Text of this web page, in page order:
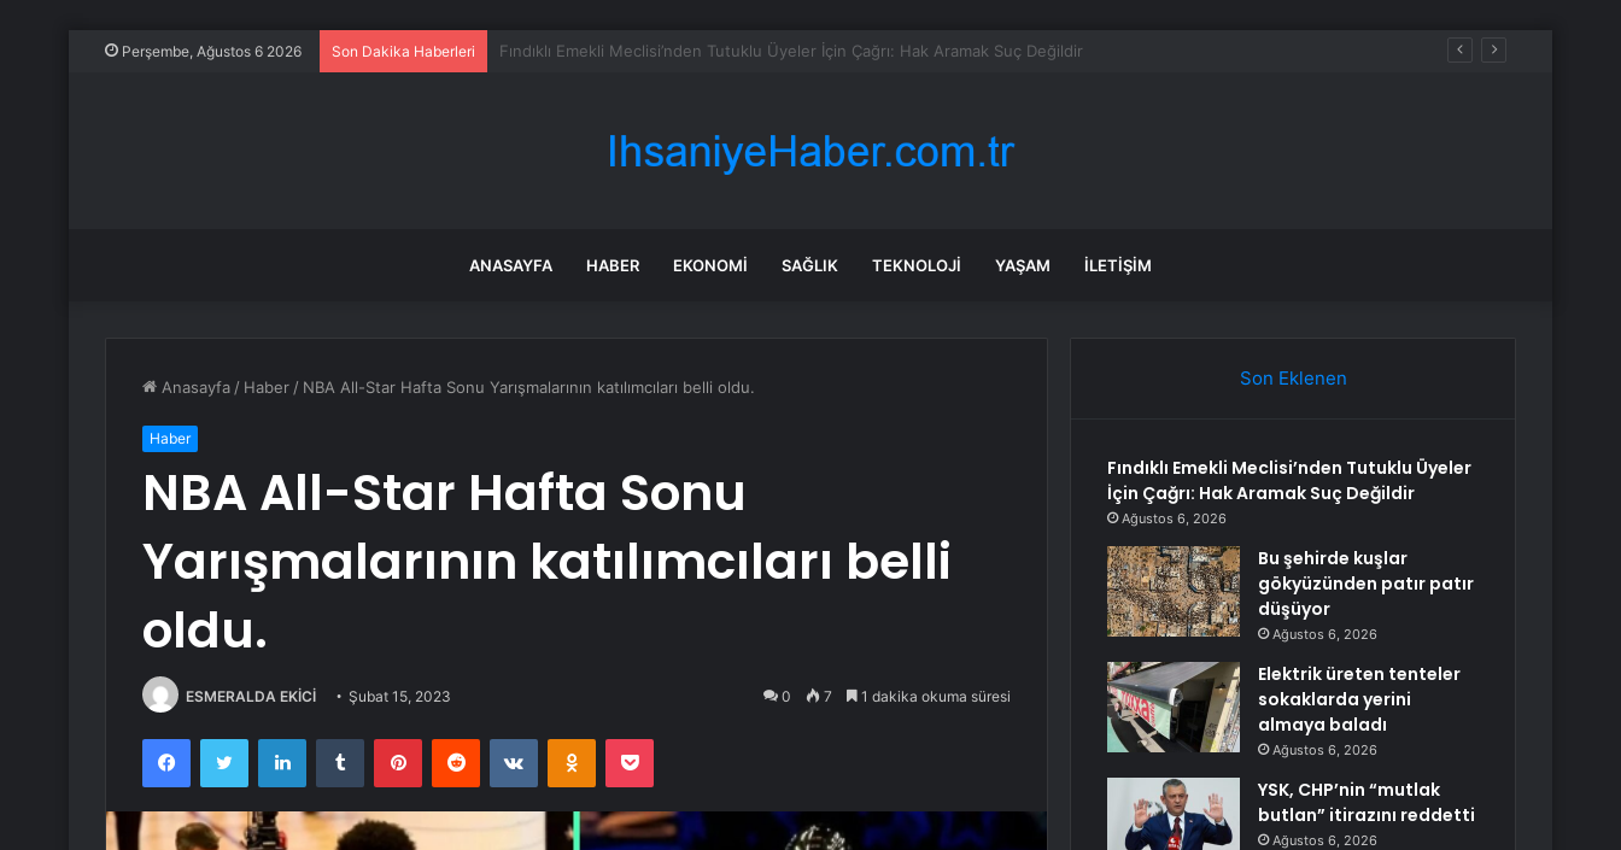
Perşembe, Ağustos 6 2026 Son Dakika Haberleri Bu şehirde kuşlar gökyüzünden patır patır düşüyor
ANASAYFA HABER EKONOMI SAĞLIK TEKNOLOJI YAŞAM İLETIŞIM
Anasayfa / Haber / NBA All-Star Hafta Sonu Yarışmalarının katılımcıları belli oldu.
Haber
NBA All-Star Hafta Sonu
Yarışmalarının katılımcıları belli
oldu.
ESMERALDA EKİCİ Şubat 15, 2023 0 7 1 dakika okuma süresi
FacebookTwitter LinkedInTumblr PinterestReddit VKontakteOdnoklassniki
Pocket
Son Eklenen
Fındıklı Emekli Meclisi’nden Tutuklu Üyeler
İçin Çağrı: Hak Aramak Suç Değildir
Ağustos 6, 2026
Bu şehirde kuşlar
gökyüzünden patır patır
düşüyor
Ağustos 6, 2026
Elektrik üreten tenteler
sokaklarda yerini
almaya baladı
Ağustos 6, 2026
YSK, CHP’nin “mutlak
butlan” itirazını reddetti
Ağustos 6, 2026